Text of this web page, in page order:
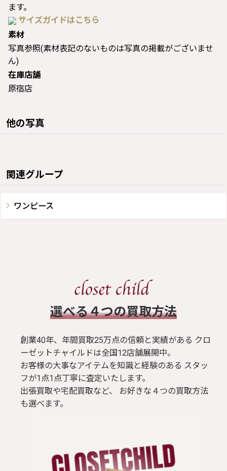
ます。
サイズガイドはこちら
素材
写真参照(素材表記のないものは写真の掲載がございませ
ん)
在庫店舗
原宿店
他の写真
関連グループ
ワンピース
​選べる４つの買取方法
創業40年、年間買取25万点の信頼と実績がある クロ
ーゼットチャイルドは全国12店舗展開中。
お客様の大事なアイテムを知識と経験のある スタッ
フが1点1点丁寧に査定いたします。
出張買取や宅配買取など、 お好きな４つの買取方法
も選べます。